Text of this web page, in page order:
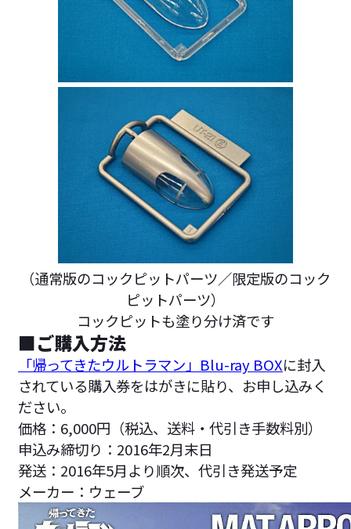
（通常版のコックピットパーツ／限定版のコック
ピットパーツ）
コックピットも塗り分け済です
■ご購入方法
「帰ってきたウルトラマン」Blu-ray BOXに封入
されている購入券をはがきに貼り、お申し込みく
ださい。
価格：6,000円（税込、送料・代引き手数料別）
申込み締切り：2016年2月末日
発送：2016年5月より順次、代引き発送予定
メーカー：ウェーブ